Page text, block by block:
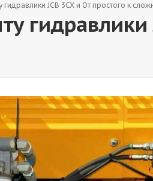
JCB 3CX и От простого к
гидравлики